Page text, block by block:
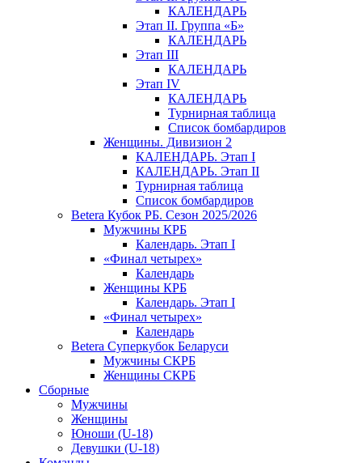
КАЛЕНДАРЬ
Этап II. Группа «Б»
КАЛЕНДАРЬ
Этап III
КАЛЕНДАРЬ
Этап IV
КАЛЕНДАРЬ
Турнирная таблица
Список бомбардиров
Женщины. Дивизион 2
КАЛЕНДАРЬ. Этап I
КАЛЕНДАРЬ. Этап II
Турнирная таблица
Список бомбардиров
Betera Кубок РБ. Сезон 2025/2026
Мужчины КРБ
Календарь. Этап I
«Финал четырех»
Календарь
Женщины КРБ
Календарь. Этап I
«Финал четырех»
Календарь
Betera Суперкубок Беларуси
Мужчины СКРБ
Женщины СКРБ
Сборные
Мужчины
Женщины
Юноши (U-18)
Девушки (U-18)